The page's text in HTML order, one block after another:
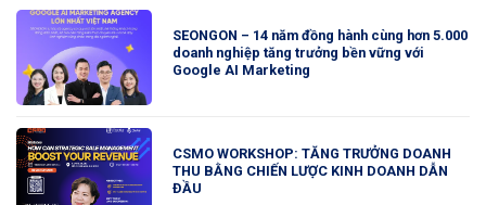
SEONGON – 14 năm đồng hành cùng hơn 5.000
doanh nghiệp tăng trưởng bền vững với
Google AI Marketing
CSMO WORKSHOP: TĂNG TRƯỞNG DOANH
THU BẰNG CHIẾN LƯỢC KINH DOANH DẪN
ĐẦU